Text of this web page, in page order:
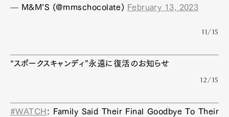
— M&M’S (@mmschocolate)
February 13, 2023
11/15
“スポークスキャンディ”永遠に復活のお知らせ
12/15
#WATCH : Family Said Their Final Goodbye To Their